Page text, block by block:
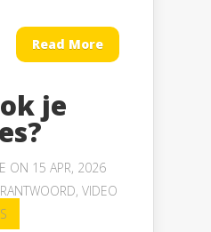
Read More
je
ON 15 APR, 2026
, VIDEO